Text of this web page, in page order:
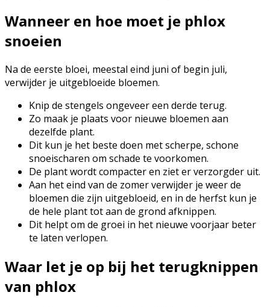
Wanneer en hoe moet je phlox
snoeien
Na de eerste bloei, meestal eind juni of begin juli,
verwijder je uitgebloeide bloemen.
Knip de stengels ongeveer een derde terug.
Zo maak je plaats voor nieuwe bloemen aan
dezelfde plant.
Dit kun je het beste doen met scherpe, schone
snoeischaren om schade te voorkomen.
De plant wordt compacter en ziet er verzorgder uit.
Aan het eind van de zomer verwijder je weer de
bloemen die zijn uitgebloeid, en in de herfst kun je
de hele plant tot aan de grond afknippen.
Dit helpt om de groei in het nieuwe voorjaar beter
te laten verlopen.
Waar let je op bij het terugknippen
van phlox